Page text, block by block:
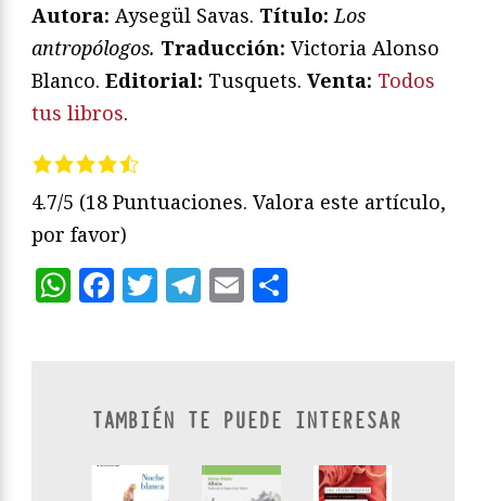
Autora: Aysegül Savas. Título:Los
antropólogos. Traducción: Victoria Alonso
Blanco. Editorial: Tusquets. Venta: Todos
tus libros.
4.7/5 (18 Puntuaciones. Valora este artículo,
por favor)
WhatsApp
Facebook
Twitter
Telegram
Email
TAMBIÉN TE PUEDE INTERESAR